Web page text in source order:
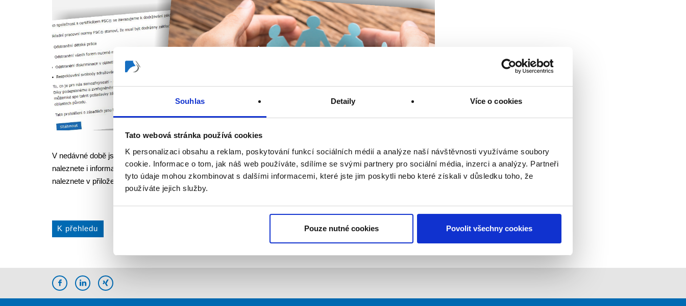
Souhlas Detaily Více o cookies
Tato webová stránka používá cookies
K personalizaci obsahu a reklam, poskytování funkcí sociálních médií a analýze naší návštěvnosti využíváme soubory
cookie. Informace o tom, jak náš web používáte, sdílíme se svými partnery pro sociální média, inzerci a analýzy. Partneři
tyto údaje mohou zkombinovat s dalšími informacemi, které jste jim poskytli nebo které získali v důsledku toho, že
používáte jejich služby.
Pouze nutné cookies Povolit všechny cookies
V nedávné době jsme aktualizovali sekci o ochraně životního prostředí v menu "Naše odpovědnost". Nyní zde tak
naleznete i informace o našem dodržování základních pracovních norem FSC. Přesné znění těchto norem
naleznete v přiloženém dokumentu ve formátu pdf.
K přehledu